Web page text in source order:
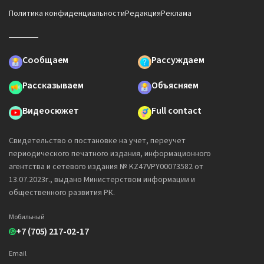
Политика конфиденциальностиРедакцияРеклама
Сообщаем
Рассуждаем
Рассказываем
Объясняем
Видеосюжет
Full contact
Свидетельство о постановке на учет, переучет
периодического печатного издания, информационного
агентства и сетевого издания № KZ47VPY00073582 от
13.07.2023г., выдано Министерством информации и
общественного развития РК.
Мобильный
+7 (705) 217-02-17
Email